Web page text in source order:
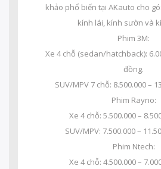
khảo phổ biến tại AKauto cho
kính lái, kính sườn và
Phim 3M:
Xe 4 chỗ (sedan/hatchback):
đồng.
SUV/MPV 7 chỗ: 8.500.000 –
Phim Rayno:
Xe 4 chỗ: 5.500.000 –
SUV/MPV: 7.500.000 –
Phim Ntech:
Xe 4 chỗ: 4.500.000 –